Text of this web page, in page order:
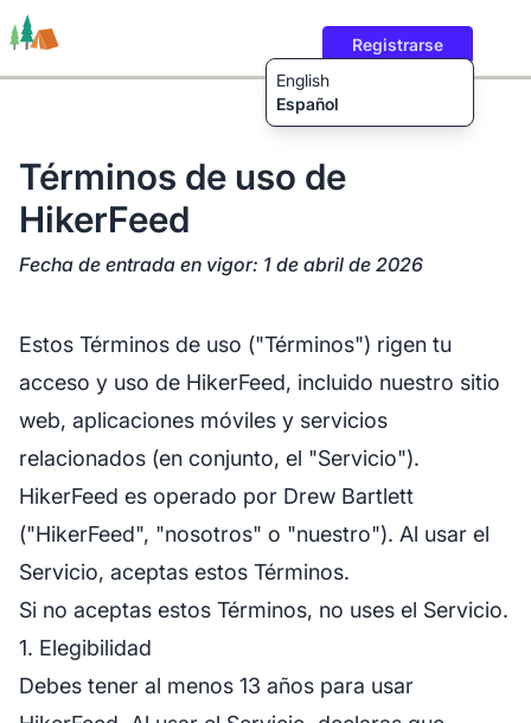
English
Español
Registrarse
Rutas Usuarios
Términos de uso de
HikerFeed
Fecha de entrada en vigor: 1 de abril de 2026
Estos Términos de uso ("Términos") rigen tu
acceso y uso de HikerFeed, incluido nuestro sitio
web, aplicaciones móviles y servicios
relacionados (en conjunto, el "Servicio").
HikerFeed es operado por Drew Bartlett
("HikerFeed", "nosotros" o "nuestro"). Al usar el
Servicio, aceptas estos Términos.
Si no aceptas estos Términos, no uses el Servicio.
1. Elegibilidad
Debes tener al menos 13 años para usar